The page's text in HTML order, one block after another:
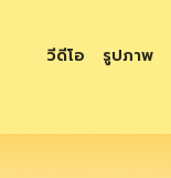
contentวีดีโอ รูปภาพ